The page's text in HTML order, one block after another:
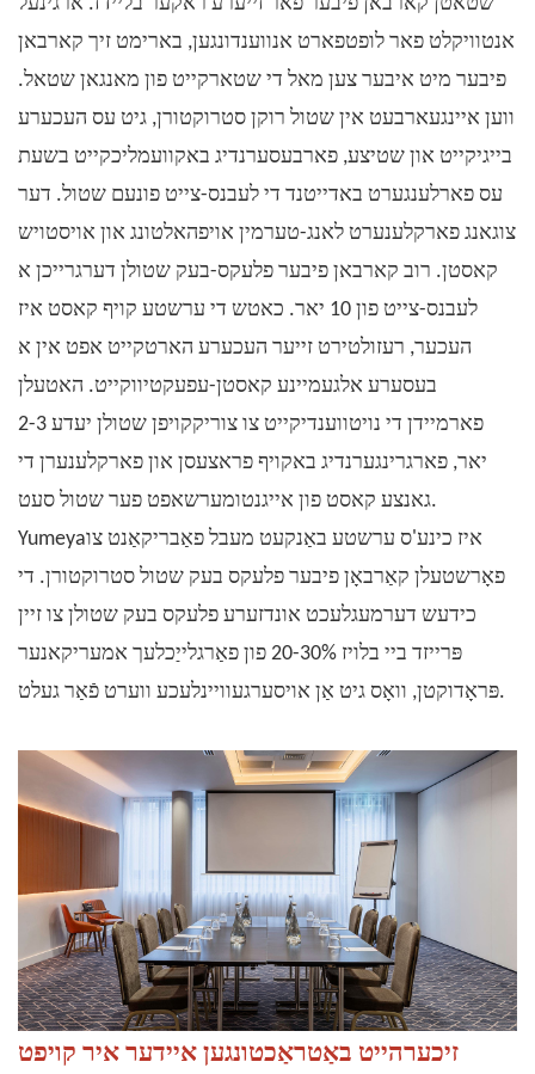
אנטוויקלט פאר לופטפארט אנווענדונגען, בארימט זיך קארבאן
פיבער מיט איבער צען מאל די שטארקייט פון מאנגאן שטאל.
ווען איינגעארבעט אין שטול רוקן סטרוקטורן, גיט עס העכערע
בייגיקייט און שטיצע, פארבעסערנדיג באקוועמליכקייט בשעת
עס פארלענגערט באדייטנד די לעבנס-צייט פונעם שטול. דער
צוגאנג פארקלענערט לאנג-טערמין אויפהאלטונג און אויסטויש
קאסטן. רוב קארבאן פיבער פלעקס-בעק שטולן דערגרייכן א
לעבנס-צייט פון 10 יאר. כאטש די ערשטע קויף קאסט איז
העכער, רעזולטירט זייער העכערע הארטקייט אפט אין א
בעסערע אלגעמיינע קאסטן-עפעקטיווקייט. האטעלן
פארמיידן די נויטווענדיקייט צו צוריקקויפן שטולן יעדע 2-3
יאר, פארגרינגערנדיג באקויף פראצעסן און פארקלענערן די
גאנצע קאסט פון אייגנטומערשאפט פער שטול סעט.
Yumeya
איז כינע'ס ערשטע באַנקעט מעבל פאַבריקאַנט צו
פאָרשטעלן קאַרבאָן פיבער פלעקס בעק שטול סטרוקטורן. די
כידעש דערמעגלעכט אונדזערע פלעקס בעק שטולן צו זיין
פּרייזד ביי בלויז 20-30% פון פאַרגלייַכלעך אמעריקאנער
פּראָדוקטן, וואָס גיט אַן אויסערגעוויינלעכע ווערט פֿאַר געלט.
זיכערהייט באַטראַכטונגען איידער איר קויפט